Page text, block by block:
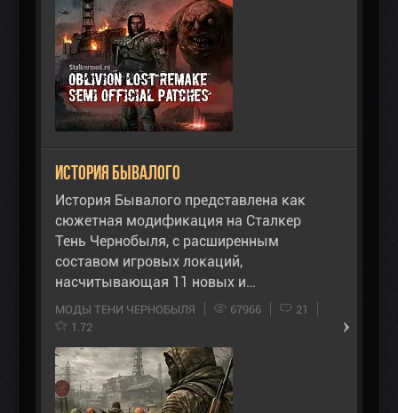
История Бывалого
История Бывалого представлена как
сюжетная модификация на Сталкер
Тень Чернобыля, с расширенным
составом игровых локаций,
насчитывающая 11 новых и…
МОДЫ ТЕНИ ЧЕРНОБЫЛЯ 67966
21
1.72